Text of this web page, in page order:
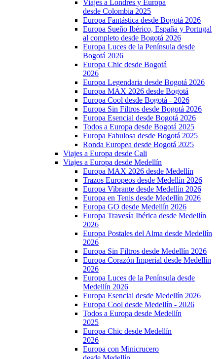
Viajes a Londres y Europa
desde Colombia 2025
Europa Fantástica desde Bogotá 2026
Europa Sueño Ibérico, España y Portugal
al completo desde Bogotá 2026
Europa Luces de la Península desde
Bogotá 2026
Europa Chic desde Bogotá
2026
Europa Legendaria desde Bogotá 2026
Europa MAX 2026 desde Bogotá
Europa Cool desde Bogotá - 2026
Europa Sin Filtros desde Bogotá 2026
Europa Esencial desde Bogotá 2026
Todos a Europa desde Bogotá 2025
Europa Fabulosa desde Bogotá 2025
Ronda Europea desde Bogotá 2025
Viajes a Europa desde Cali
Viajes a Europa desde Medellín
Europa MAX 2026 desde Medellín
Trazos Europeos desde Medellín 2026
Europa Vibrante desde Medellín 2026
Europa en Tenis desde Medellín 2026
Europa GO desde Medellín 2026
Europa Travesía Ibérica desde Medellín
2026
Europa Postales del Alma desde Medellín
2026
Europa Sin Filtros desde Medellín 2026
Europa Corazón Imperial desde Medellín
2026
Europa Luces de la Península desde
Medellín 2026
Europa Esencial desde Medellín 2026
Europa Cool desde Medellín - 2026
Todos a Europa desde Medellín
2025
Europa Chic desde Medellín
2026
Europa con Minicrucero